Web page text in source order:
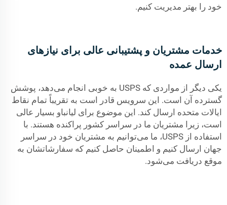
خود را بهتر مدیریت کنیم.
خدمات مشتریان و پشتیبانی عالی برای نیازهای
ارسال عمده
یکی دیگر از مواردی که USPS به خوبی انجام می‌دهد، پوشش
گسترده آن است. این سرویس قادر است به تقریباً تمام نقاط
ایالات متحده ارسال کند. این موضوع برای لیانباو بسیار عالی
است، زیرا مشتریان ما در سراسر کشور پراکنده هستند. با
استفاده از USPS، ما می‌توانیم به مشتریان خود در سراسر
جهان ارسال کنیم و اطمینان حاصل کنیم که سفارشاتشان به
موقع دریافت می‌شود.